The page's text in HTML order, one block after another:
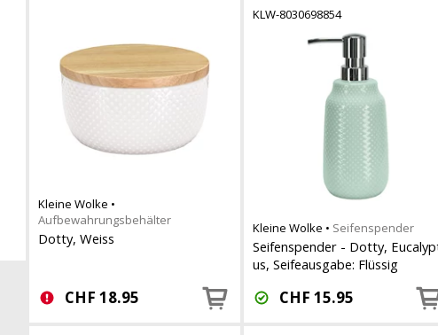
Kleine Wolke •
Aufbewahrungsbehälter
Dotty, Weiss
CHF 18.95
KLW-8030698854
Kleine Wolke • Seifenspender
Seifenspender - Dotty,
us, Seifeausgabe: Flüssig
CHF 15.95